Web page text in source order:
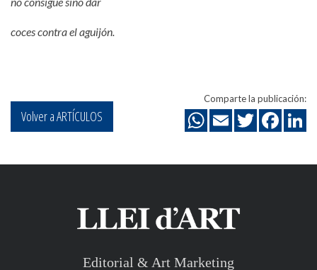
coces contra el aguijón.
Volver a ARTÍCULOS
Comparte la publicación:
Editorial & Art Marketing